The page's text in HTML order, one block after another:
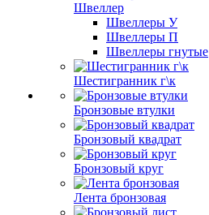
Швеллер
Швеллеры У
Швеллеры П
Швеллеры гнутые
Шестигранник г\к
Бронзовые втулки
Бронзовый квадрат
Бронзовый круг
Лента бронзовая